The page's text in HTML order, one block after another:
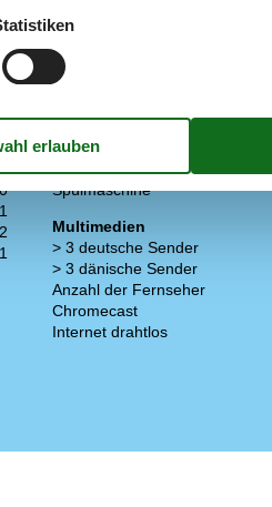
1
1
Küche
Kühlschrank
Mikrowelle
Spülmaschine
Multimedien
> 3 deutsche Sender
> 3 dänische Sender
Anzahl der Fernseher
Chromecast
Internet drahtlos